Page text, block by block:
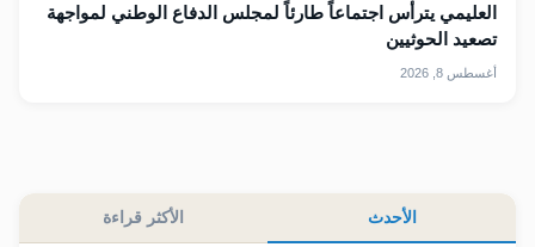
العليمي يترأس اجتماعاً طارئاً لمجلس الدفاع الوطني لمواجهة
تصعيد الحوثيين
أغسطس 8, 2026
الأحدث الأكثر قراءة